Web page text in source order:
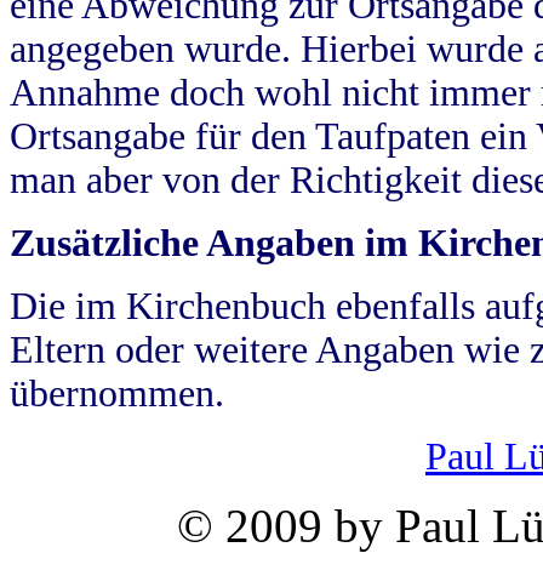
angegeben wurde. Hierbei wurde
Annahme doch wohl nicht
Ortsangabe für den Taufpaten
man aber von der Richtigkeit
Zusätzliche Angaben im
Die im Kirchenbuch ebenfalls
Eltern oder weitere Angaben wie
übernommen.
Paul
© 2009 by Paul